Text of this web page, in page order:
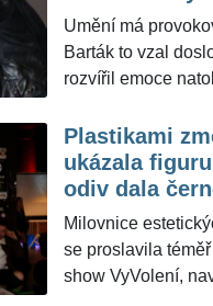
křtu projevila
kapitola pro ni
uvolněná, ženská
Umění má
Barták to vzal
rozvířil emoce
zpracování
měly chránit
odvážné. Pro
Plastikami
ukázala
odiv dala
Milovnice
se proslavila
show VyVolení,